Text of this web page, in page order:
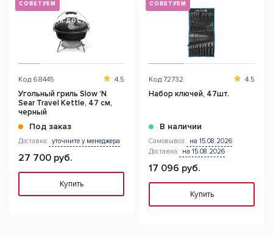
СОВЕТУЕМ
БЕСПЛАТНАЯ ДОСТАВКА
Код 68445 4.5
Угольный гриль Slow ‘N
Sear Travel Kettle, 47 см,
черный
Под заказ
Доставка: уточните у менеджера
27 700 руб.
Купить
СОВЕТУЕМ
Код 72732 4.5
Набор ключей, 47шт.
В наличии
Самовывоз: на 15.08.2026
Доставка: на 15.08.2026
17 096 руб.
Купить